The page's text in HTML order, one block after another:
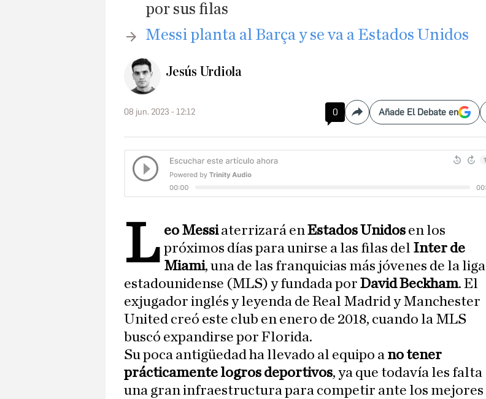
por sus filas
Messi planta al Barça y se va a Estados Unidos
Jesús Urdiola
08 jun. 2023 - 12:12 0 CompartirAñade El Debate en
L eo Messiaterrizará enEstados Unidos en los
próximos días para unirse a las filas del Inter de
Miami, una de las franquicias más jóvenes de la liga
estadounidense (MLS) y fundada por David Beckham. El
exjugador inglés y leyenda de Real Madrid y Manchester
United creó este club en enero de 2018, cuando la MLS
buscó expandirse por Florida.
Su poca antigüedad ha llevado al equipo a no tener
prácticamente logros deportivos, ya que todavía les falta
una gran infraestructura para competir ante los mejores